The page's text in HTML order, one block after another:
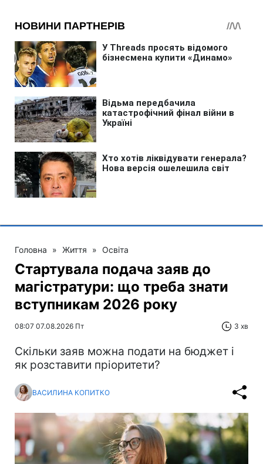
Головна » Життя » Освіта
Стартувала подача заяв до
магістратури: що треба знати
вступникам 2026 року
08:07 07.08.2026 Пт 3 хв
Скільки заяв можна подати на бюджет і
як розставити пріоритети?
ВАСИЛИНА КОПИТКО